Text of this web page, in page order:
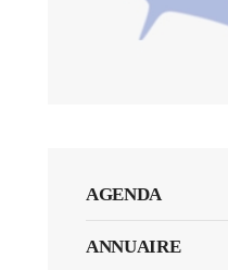
AGENDA
ANNUAIRE